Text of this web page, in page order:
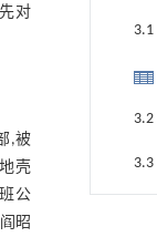
对
,被
壳
公
昭